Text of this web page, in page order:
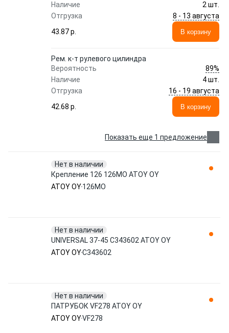
Наличие
2 шт.
Отгрузка
8 - 13 августа
43.87 p.
В корзину
Рем. к-т рулевого цилиндра
Вероятность
89%
Наличие
4 шт.
Отгрузка
16 - 19 августа
42.68 p.
В корзину
Показать еще 1 предложение
Нет в наличии
Крепление 126 126MO ATOY OY
ATOY OY126MO
Нет в наличии
UNIVERSAL 37-45 C343602 ATOY OY
ATOY OYC343602
Нет в наличии
ПАТРУБОК VF278 ATOY OY
ATOY OYVF278